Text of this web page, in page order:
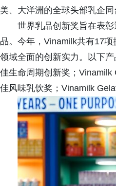
美、大洋洲的全球头部乳企同
世界乳品创新奖旨在表
品。今年，Vinamilk共有17
领域全面的创新实力。以下
佳生命周期创新奖；
佳风味乳饮奖；Vinamilk